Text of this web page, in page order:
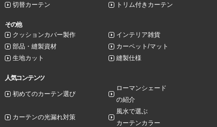
切替カーテン トリム付きカーテン
その他
クッションカバー製作
インテリア雑貨
部品・縫製資材
カーペット/マット
生地カット
縫製仕様
人気コンテンツ
初めてのカーテン選び
ローマンシェード
の紹介
カーテンの光漏れ対策
風水で選ぶ
カーテンカラー